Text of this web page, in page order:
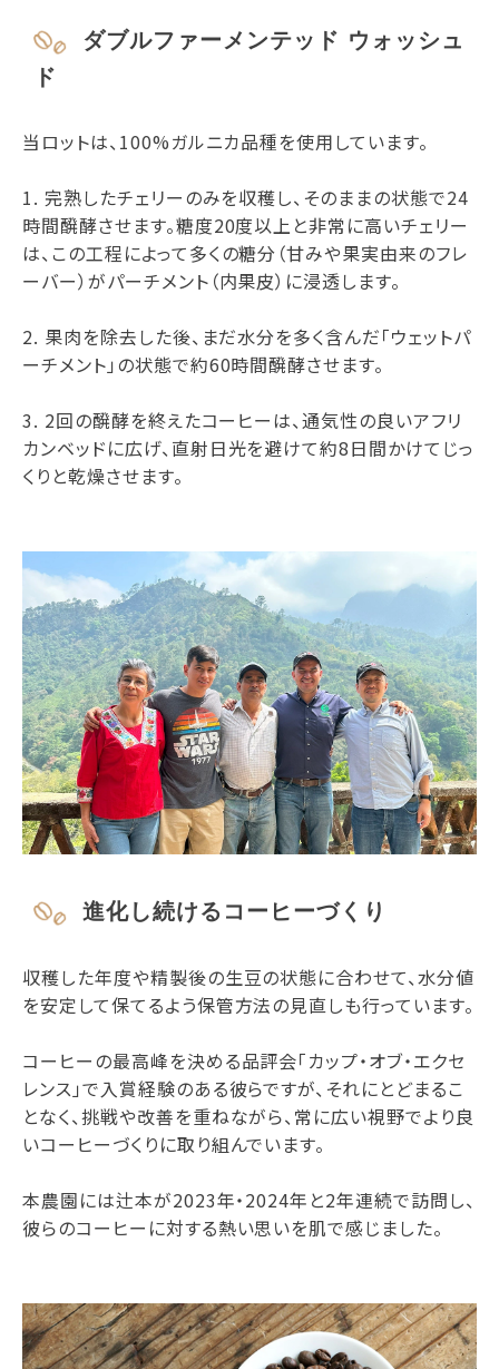
ダブルファーメンテッド ウォッシュ
ド
当ロットは、100%ガルニカ品種を使用しています。
1. 完熟したチェリーのみを収穫し、そのままの状態で24
時間醗酵させます。糖度20度以上と非常に高いチェリー
は、この工程によって多くの糖分（甘みや果実由来のフレ
ーバー）がパーチメント（内果皮）に浸透します。
2. 果肉を除去した後、まだ水分を多く含んだ「ウェットパ
ーチメント」の状態で約60時間醗酵させます。
3. 2回の醗酵を終えたコーヒーは、通気性の良いアフリ
カンベッドに広げ、直射日光を避けて約8日間かけてじっ
くりと乾燥させます。
進化し続けるコーヒーづくり
収穫した年度や精製後の生豆の状態に合わせて、水分値
を安定して保てるよう保管方法の見直しも行っています。
コーヒーの最高峰を決める品評会「カップ・オブ・エクセ
レンス」で入賞経験のある彼らですが、それにとどまるこ
となく、挑戦や改善を重ねながら、常に広い視野でより良
いコーヒーづくりに取り組んでいます。
本農園には辻本が2023年・2024年と2年連続で訪問し、
彼らのコーヒーに対する熱い思いを肌で感じました。